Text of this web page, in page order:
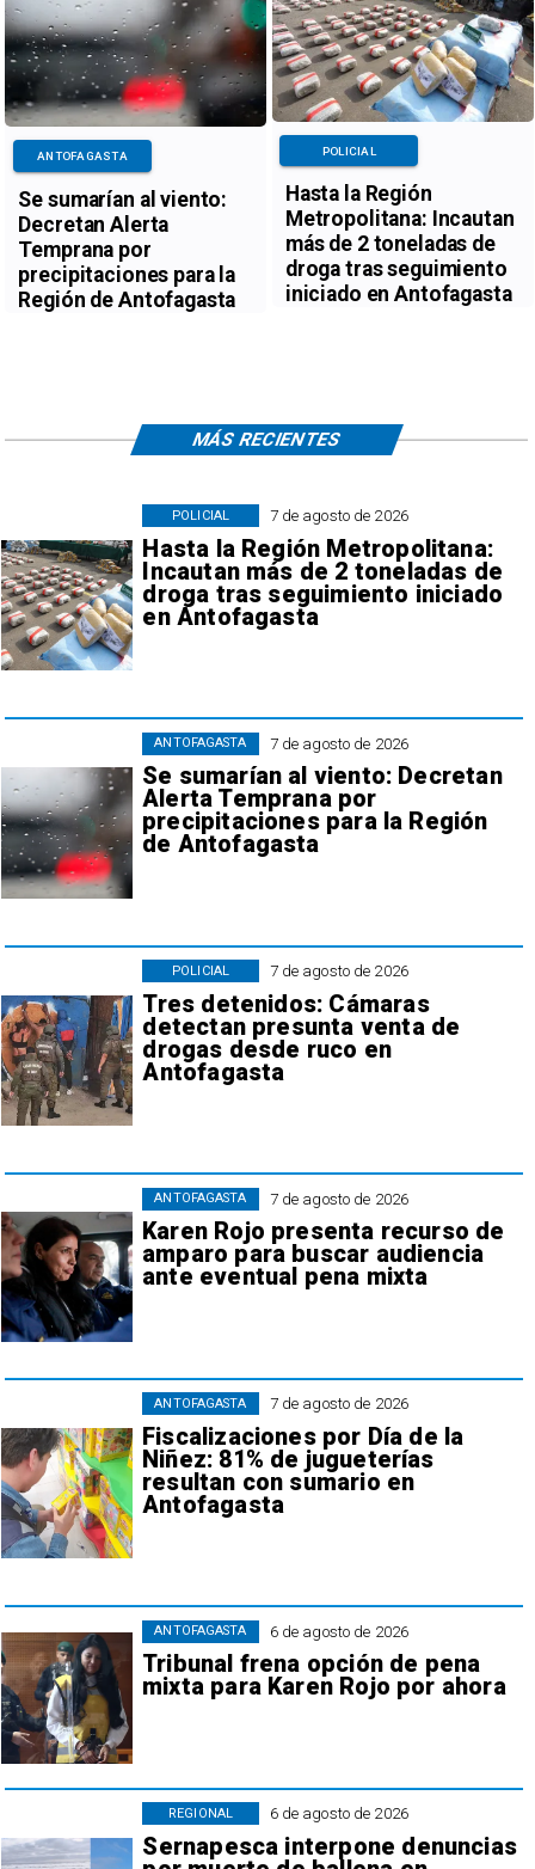
Se sumarían al viento:
Decretan Alerta
Temprana por
precipitaciones para la
Región de Antofagasta
ANTOFAGASTA
Hasta la Región
Metropolitana: Incautan
más de 2 toneladas de
droga tras seguimiento
iniciado en Antofagasta
POLICIAL
7 de agosto de 2026
Hasta la Región Metropolitana:
Incautan más de 2 toneladas de
droga tras seguimiento iniciado
en Antofagasta
POLICIAL
7 de agosto de 2026
Se sumarían al viento: Decretan
Alerta Temprana por
precipitaciones para la Región
de Antofagasta
ANTOFAGASTA
7 de agosto de 2026
Tres detenidos: Cámaras
detectan presunta venta de
drogas desde ruco en
Antofagasta
POLICIAL
7 de agosto de 2026
Karen Rojo presenta recurso de
amparo para buscar audiencia
ante eventual pena mixta
ANTOFAGASTA
7 de agosto de 2026
Fiscalizaciones por Día de la
Niñez: 81% de jugueterías
resultan con sumario en
Antofagasta
ANTOFAGASTA
6 de agosto de 2026
Tribunal frena opción de pena
mixta para Karen Rojo por ahora
ANTOFAGASTA
6 de agosto de 2026
Sernapesca interpone denuncias
REGIONAL
MÁS RECIENTES